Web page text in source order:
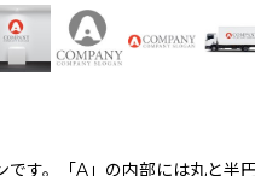
す。「A」の内部には丸と